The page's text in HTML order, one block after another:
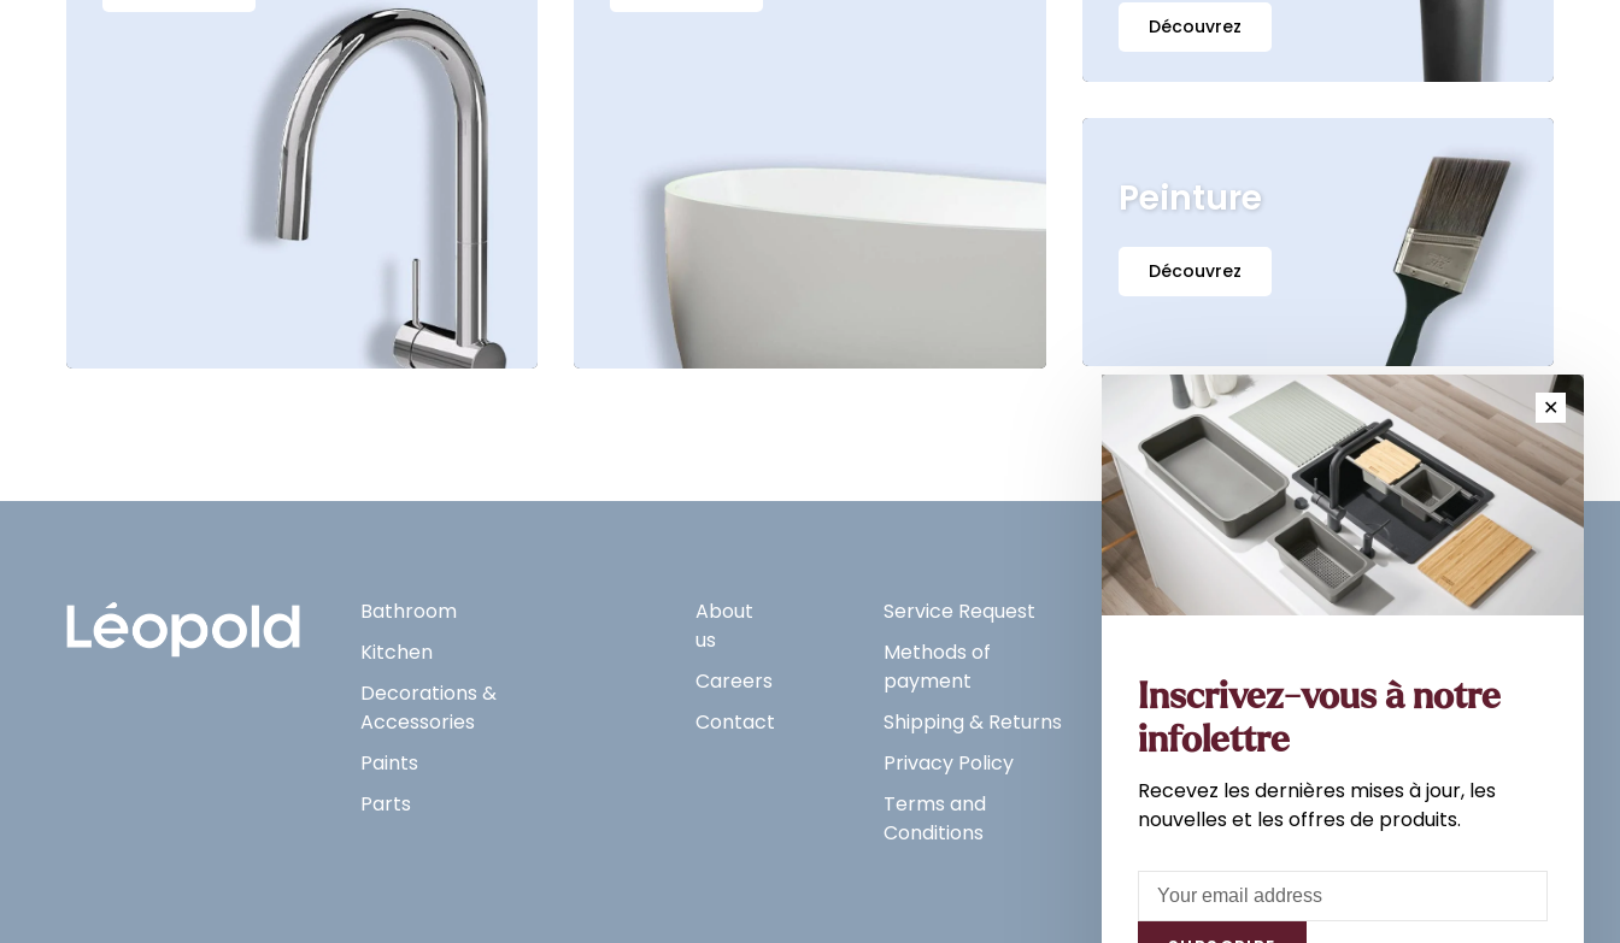
Découvrez
Peinture
Découvrez
Bathroom
Kitchen
Decorations &
Accessories
Paints
Parts
About
us
Careers
Contact
Service Request
Methods of
payment
Shipping & Returns
Privacy Policy
Terms and
Conditions
Sign up for our newsletter and
Subscribe
✕
Inscrivez-vous à notre
infolettre
Recevez les dernières mises à jour, les
nouvelles et les offres de produits.